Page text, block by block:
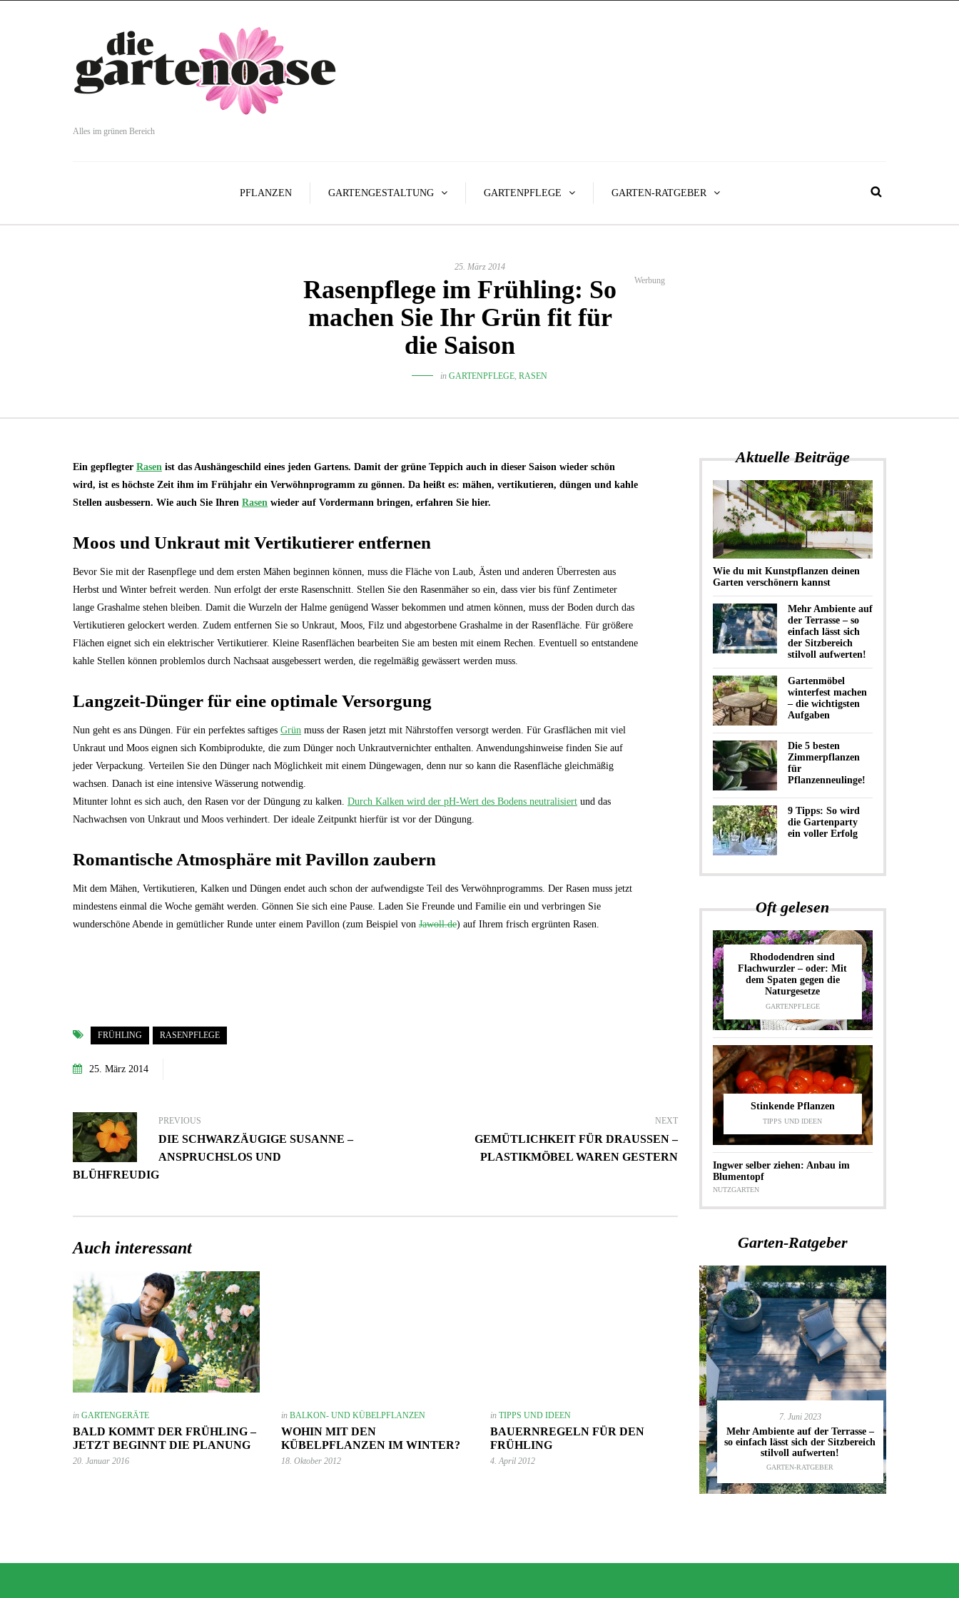
Alles im grünen Bereich
PFLANZEN GARTENGESTALTUNG GARTENPFLEGE GARTEN-RATGEBER
25. März 2014
Rasenpflege im Frühling: So
machen Sie Ihr Grün fit für
die Saison
Werbung
in GARTENPFLEGE, RASEN
Ein gepflegter Rasen ist das Aushängeschild eines jeden Gartens. Damit der grüne Teppich auch in dieser Saison wieder schön
wird, ist es höchste Zeit ihm im Frühjahr ein Verwöhnprogramm zu gönnen. Da heißt es: mähen, vertikutieren, düngen und kahle
Stellen ausbessern. Wie auch Sie Ihren Rasen wieder auf Vordermann bringen, erfahren Sie hier.
Moos und Unkraut mit Vertikutierer entfernen
Bevor Sie mit der Rasenpflege und dem ersten Mähen beginnen können, muss die Fläche von Laub, Ästen und anderen Überresten aus
Herbst und Winter befreit werden. Nun erfolgt der erste Rasenschnitt. Stellen Sie den Rasenmäher so ein, dass vier bis fünf Zentimeter
lange Grashalme stehen bleiben. Damit die Wurzeln der Halme genügend Wasser bekommen und atmen können, muss der Boden durch das
Vertikutieren gelockert werden. Zudem entfernen Sie so Unkraut, Moos, Filz und abgestorbene Grashalme in der Rasenfläche. Für größere
Flächen eignet sich ein elektrischer Vertikutierer. Kleine Rasenflächen bearbeiten Sie am besten mit einem Rechen. Eventuell so entstandene
kahle Stellen können problemlos durch Nachsaat ausgebessert werden, die regelmäßig gewässert werden muss.
Langzeit-Dünger für eine optimale Versorgung
Nun geht es ans Düngen. Für ein perfektes saftiges Grün muss der Rasen jetzt mit Nährstoffen versorgt werden. Für Grasflächen mit viel
Unkraut und Moos eignen sich Kombiprodukte, die zum Dünger noch Unkrautvernichter enthalten. Anwendungshinweise finden Sie auf
jeder Verpackung. Verteilen Sie den Dünger nach Möglichkeit mit einem Düngewagen, denn nur so kann die Rasenfläche gleichmäßig
wachsen. Danach ist eine intensive Wässerung notwendig.
Mitunter lohnt es sich auch, den Rasen vor der Düngung zu kalken. Durch Kalken wird der pH-Wert des Bodens neutralisiert und das
Nachwachsen von Unkraut und Moos verhindert. Der ideale Zeitpunkt hierfür ist vor der Düngung.
Romantische Atmosphäre mit Pavillon zaubern
Mit dem Mähen, Vertikutieren, Kalken und Düngen endet auch schon der aufwendigste Teil des Verwöhnprogramms. Der Rasen muss jetzt
mindestens einmal die Woche gemäht werden. Gönnen Sie sich eine Pause. Laden Sie Freunde und Familie ein und verbringen Sie
wunderschöne Abende in gemütlicher Runde unter einem Pavillon (zum Beispiel von Jawoll.de) auf Ihrem frisch ergrünten Rasen.
FRÜHLING RASENPFLEGE
25. März 2014
PREVIOUS
DIE SCHWARZÄUGIGE SUSANNE –
ANSPRUCHSLOS UND
BLÜHFREUDIG
NEXT
GEMÜTLICHKEIT FÜR DRAUSSEN – P
LASTIKMÖBEL WAREN GESTERN
Auch interessant
in GARTENGERÄTE
BALD KOMMT DER FRÜHLING –
JETZT BEGINNT DIE PLANUNG
20. Januar 2016
inBALKON- UND KÜBELPFLANZEN
WOHIN MIT DEN
KÜBELPFLANZEN IM WINTER?
18. Oktober 2012
in TIPPS UND IDEEN
BAUERNREGELN FÜR DEN
FRÜHLING
4. April 2012
Aktuelle Beiträge
Wie du mit Kunstpflanzen deinen
Garten verschönern kannst
Mehr Ambiente auf
der Terrasse – so
einfach lässt sich
der Sitzbereich
stilvoll aufwerten!
Gartenmöbel
winterfest machen
– die wichtigsten
Aufgaben
Die 5 besten
Zimmerpflanzen
für
Pflanzenneulinge!
9 Tipps: So wird
die Gartenparty
ein voller Erfolg
Oft gelesen
Rhododendren sind
Flachwurzler – oder: Mit
dem Spaten gegen die
Naturgesetze
GARTENPFLEGE
Stinkende Pflanzen
TIPPS UND IDEEN
Ingwer selber ziehen: Anbau im
Blumentopf
NUTZGARTEN
Garten-Ratgeber
Mehr Ambiente auf der Terrasse –
so einfach lässt sich der Sitzbereich
Gartenmöbel winterfest machen –
Wie du mit Kunstpflanzen deinen
Garten verschönern kannst
GARTEN-RATGEBER
7. Juni 2023
Mehr Ambiente auf der Terrasse –
so einfach lässt sich der Sitzbereich
stilvoll aufwerten!
GARTEN-RATGEBER